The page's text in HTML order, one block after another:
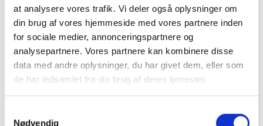
at analysere vores trafik. Vi deler også oplysninger om
din brug af vores hjemmeside med vores partnere inden
for sociale medier, annonceringspartnere og
analysepartnere. Vores partnere kan kombinere disse
data med andre oplysninger, du har givet dem, eller som
de har indsamlet fra din brug af deres tjenester.
Nødvendig
NB CK bikinier er SMÅ i størrelsen. Vælg evt et nummer større
end normalt.
de udvider sig dog en del når de er våde!
Calvin Klein Størrelses vejledning.:
8-10 år = str. 10 år
10-12 år = str. 12 år